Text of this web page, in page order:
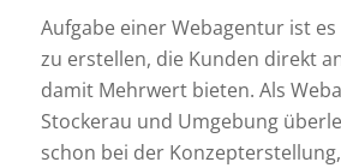
Aufgabe einer Webagentur ist
zu erstellen, die Kunden direkt
damit Mehrwert bieten. Als
Stockerau und Umgebung
schon bei der